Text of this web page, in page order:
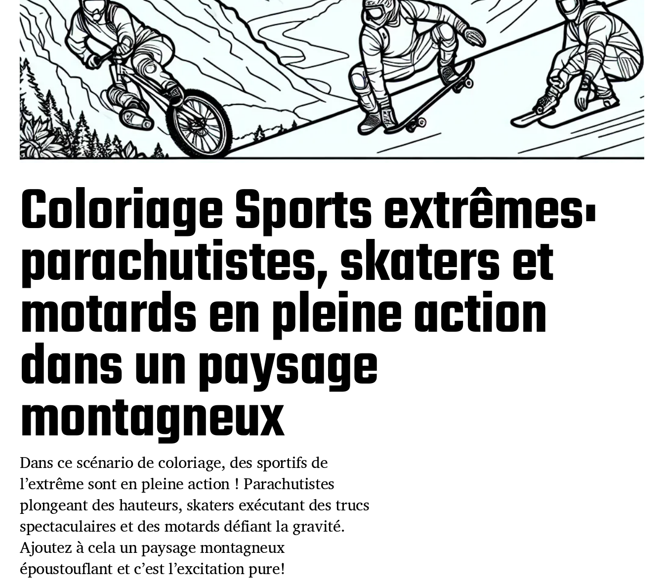
Coloriage Sports extrêmes:
parachutistes, skaters et
motards en pleine action
dans un paysage
montagneux
Dans ce scénario de coloriage, des sportifs de
l’extrême sont en pleine action ! Parachutistes
plongeant des hauteurs, skaters exécutant des trucs
spectaculaires et des motards défiant la gravité.
Ajoutez à cela un paysage montagneux
époustouflant et c’est l’excitation pure!